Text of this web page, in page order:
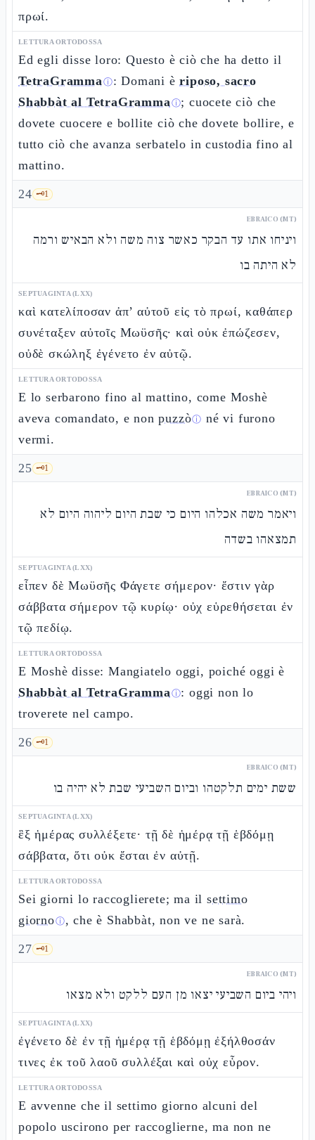
πρωί.
LETTURA ORTODOSSA
Ed egli disse loro: Questo è ciò che ha detto il
TetraGrammaⓘ: Domani èriposo, sacro
Shabbàt al TetraGrammaⓘ; cuocete ciò che
dovete cuocere e bollite ciò che dovete bollire, e
tutto ciò che avanza serbatelo in custodia fino al
mattino.
24 🗝️1
EBRAICO (MT)
ויניחו אתו עד הבקר כאשר צוה משה ולא הבאיש ורמה
לא היתה בו
SEPTUAGINTA (LXX)
καὶ κατελίποσαν ἀπ’ αὐτοῦ εἰς τὸ πρωί, καθάπερ
συνέταξεν αὐτοῖς Μωϋσῆς· καὶ οὐκ ἐπώζεσεν,
οὐδὲ σκώληξ ἐγένετο ἐν αὐτῷ.
LETTURA ORTODOSSA
E lo serbarono fino al mattino, come Moshè
aveva comandato, e nonpuzzòⓘ né vi furono
vermi.
25 🗝️1
EBRAICO (MT)
ויאמר משה אכלהו היום כי שבת היום ליהוה היום לא
תמצאהו בשדה
SEPTUAGINTA (LXX)
εἶπεν δὲ Μωϋσῆς Φάγετε σήμερον· ἔστιν γὰρ
σάββατα σήμερον τῷ κυρίῳ· οὐχ εὑρεθήσεται ἐν
τῷ πεδίῳ.
LETTURA ORTODOSSA
E Moshè disse: Mangiatelo oggi, poiché oggi è
Shabbàt al TetraGrammaⓘ: oggi non lo
troverete nel campo.
26 🗝️1
EBRAICO (MT)
ששת ימים תלקטהו וביום השביעי שבת לא יהיה בו
SEPTUAGINTA (LXX)
ἓξ ἡμέρας συλλέξετε· τῇ δὲ ἡμέρᾳ τῇ ἑβδόμῃ
σάββατα, ὅτι οὐκ ἔσται ἐν αὐτῇ.
LETTURA ORTODOSSA
Sei giorni lo raccoglierete; ma ilsettimo
giornoⓘ, che è Shabbàt, non ve ne sarà.
27 🗝️1
EBRAICO (MT)
ויהי ביום השביעי יצאו מן העם ללקט ולא מצאו
SEPTUAGINTA (LXX)
ἐγένετο δὲ ἐν τῇ ἡμέρᾳ τῇ ἑβδόμῃ ἐξήλθοσάν
τινες ἐκ τοῦ λαοῦ συλλέξαι καὶ οὐχ εὗρον.
LETTURA ORTODOSSA
E avvenne che il settimo giorno alcuni del
popolo uscirono per raccoglierne, ma non ne